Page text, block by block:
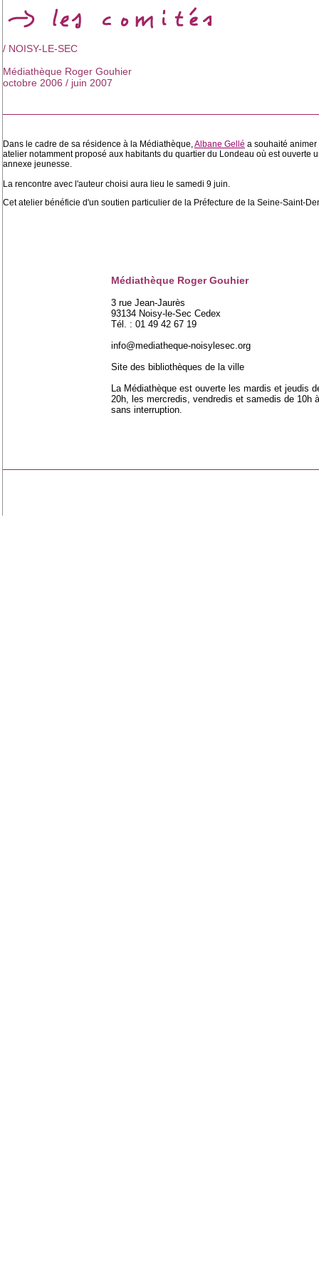
/ NOISY-LE-SEC
Médiathèque Roger Gouhier
octobre 2006 / juin 2007
Dans le cadre de sa résidence à la Médiathèque,Albane Gellé a souhaité animer
atelier notamment proposé aux habitants du quartier du Londeau où est ouverte
annexe jeunesse.
La rencontre avec l'auteur choisi aura lieu le samedi 9 juin.
Cet atelier bénéficie d'un soutien particulier de la Préfecture de la Seine-Saint-
Médiathèque Roger Gouhier
3 rue Jean-Jaurès
93134 Noisy-le-Sec Cedex
Tél. : 01 49 42 67 19
info@mediatheque-noisylesec.org
Site des bibliothèques de la ville
La Médiathèque est ouverte les mardis et jeudis
20h, les mercredis, vendredis et samedis de 10h
sans interruption.